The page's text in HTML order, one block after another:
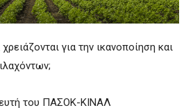
για την ικανοποίηση και
του ΠΑΣΟΚ-ΚΙΝΑΛ